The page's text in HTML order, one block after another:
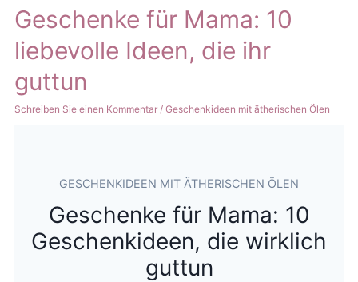
Geschenke für Mama: 10
liebevolle Ideen, die ihr
guttun
Schreiben Sie einen Kommentar /Geschenkideen mit ätherischen Ölen
GESCHENKIDEEN MIT ÄTHERISCHEN ÖLEN
Geschenke für Mama: 10
Geschenkideen, die wirklich
guttun